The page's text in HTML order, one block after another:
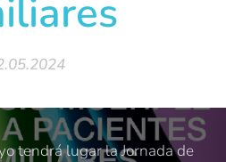
tendrá lugar la Jornada de